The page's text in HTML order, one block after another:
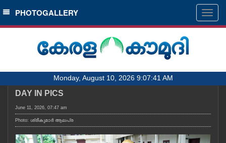
SECTIONS
HOME
NOTIFIED NEWS
KERALA
PHOTOGALLERY
Monday, August 10, 2026 9:07:41 AM
DAY IN PICS
June 11, 2026, 07:47 am
Photo: ശ്രീകുമാർ ആലപ്ര